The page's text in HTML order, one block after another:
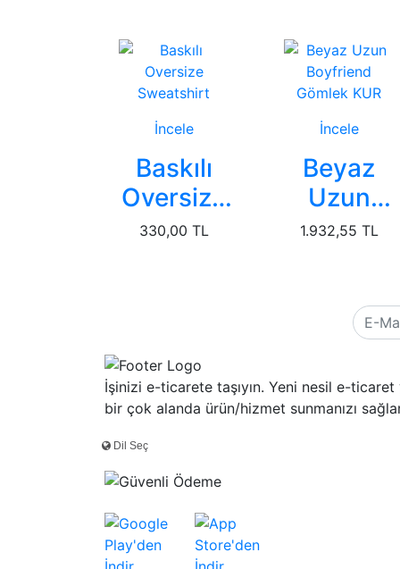
İncele
Baskılı
Oversize
Sweatshirt
330,00 TL
İncele
Beyaz
Uzun
Boyfriend
1.932,55 TL
İşinizi e-ticarete taşıyın. Yeni nesil e-ticaret
bir çok alanda ürün/hizmet sunmanızı